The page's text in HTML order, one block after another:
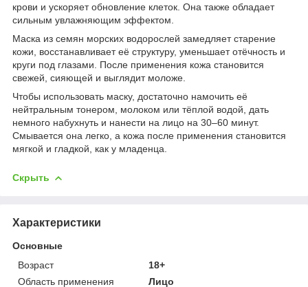
крови и ускоряет обновление клеток. Она также обладает
сильным увлажняющим эффектом.
Маска из семян морских водорослей замедляет старение
кожи, восстанавливает её структуру, уменьшает отёчность и
круги под глазами. После применения кожа становится
свежей, сияющей и выглядит моложе.
Чтобы использовать маску, достаточно намочить её
нейтральным тонером, молоком или тёплой водой, дать
немного набухнуть и нанести на лицо на 30–60 минут.
Смывается она легко, а кожа после применения становится
мягкой и гладкой, как у младенца.
Скрыть
Характеристики
Основные
Возраст
18+
Область применения
Лицо